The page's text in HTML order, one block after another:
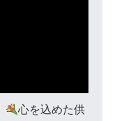
心を込めた供